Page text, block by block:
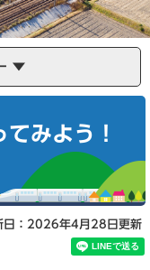
みよう！
日：2026年4月28日更新